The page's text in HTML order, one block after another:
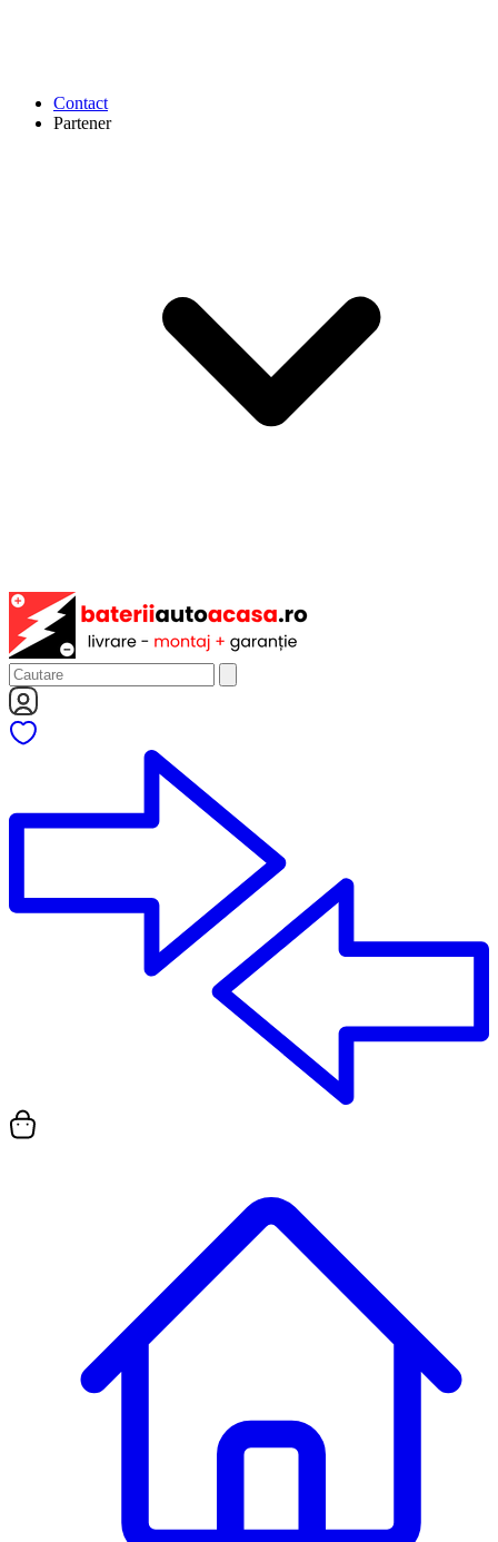
Contact
Partener